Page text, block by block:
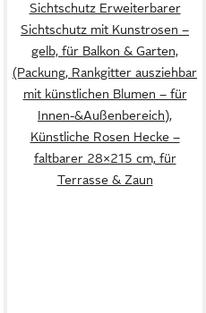
Sichtschutz Erweiterbarer
Sichtschutz mit Kunstrosen –
gelb, für Balkon & Garten,
(Packung, Rankgitter ausziehbar
mit künstlichen Blumen – für
Innen-&Außenbereich),
Künstliche Rosen Hecke –
faltbarer 28×215 cm, für
Terrasse & Zaun